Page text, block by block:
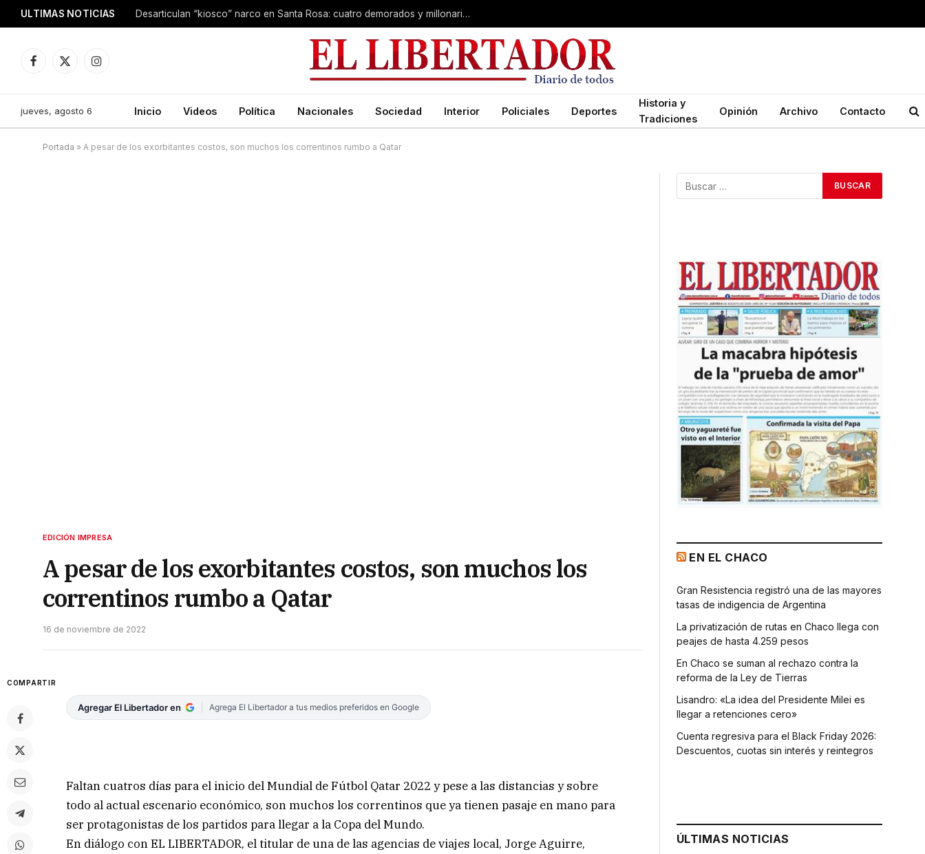
ULTIMAS NOTICIAS Desarticulan “kiosco” narco en Santa Rosa: cuatro demorados y millonario secuestro de tecnología
Facebook
X
Instagram
jueves, agosto 6 Inicio Videos Política Nacionales Sociedad Interior Policiales Deportes
Historia y
Tradiciones
Opinión Archivo Contacto
Portada » A pesar de los exorbitantes costos, son muchos los correntinos rumbo a Qatar
EDICIÓN IMPRESA
A pesar de los exorbitantes costos, son muchos los
correntinos rumbo a Qatar
16 de noviembre de 2022
COMPARTIR
Agregar El Libertador en Agrega El Libertador a tus medios preferidos en Google
Faltan cuatros días para el inicio del Mundial de Fútbol Qatar 2022 y pese a las distancias y sobre
todo al actual escenario económico, son muchos los correntinos que ya tienen pasaje en mano para
ser protagonistas de los partidos para llegar a la Copa del Mundo.
En diálogo con EL LIBERTADOR, el titular de una de las agencias de viajes local, Jorge Aguirre,
EN EL CHACO
Gran Resistencia registró una de las mayores
tasas de indigencia de Argentina
La privatización de rutas en Chaco llega con
peajes de hasta 4.259 pesos
En Chaco se suman al rechazo contra la
reforma de la Ley de Tierras
Lisandro: «La idea del Presidente Milei es
llegar a retenciones cero»
Cuenta regresiva para el Black Friday 2026:
Descuentos, cuotas sin interés y reintegros
ÚLTIMAS NOTICIAS